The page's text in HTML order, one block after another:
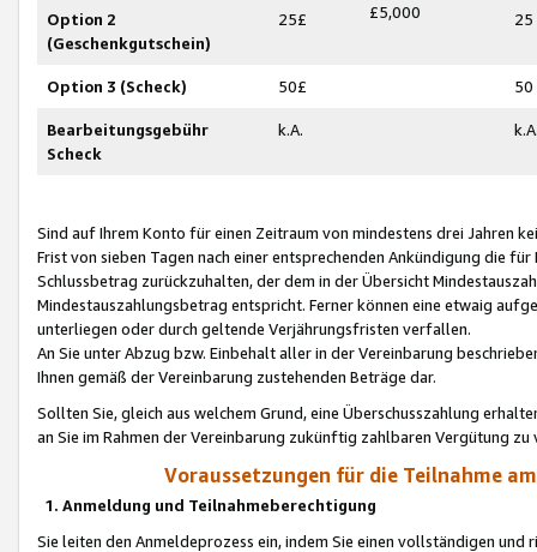
Option 2
(Geschenkgutschein)
25£ £5,000 25
Option 3 (Scheck) 50£ 50
Bearbeitungsgebühr
Scheck
k.A.
Sind auf Ihrem Konto für einen Zeitraum von mindestens drei Jahren
Frist von sieben Tagen nach einer entsprechenden Ankündigung die
Schlussbetrag zurückzuhalten, der dem in der Übersicht
Mindestauszahlungsbetrag entspricht. Ferner können eine etwaig
unterliegen oder durch geltende Verjährungsfristen verfallen.
An Sie unter Abzug bzw. Einbehalt aller in der Vereinbarung
Ihnen gemäß der Vereinbarung zustehenden Beträge dar.
Sollten Sie, gleich aus welchem Grund, eine Überschusszahlung
an Sie im Rahmen der Vereinbarung zukünftig zahlbaren Vergütung zu
Voraussetzungen für die Teilnahme
1. Anmeldung und Teilnahmeberechtigung
Sie leiten den Anmeldeprozess ein, indem Sie einen vollständigen